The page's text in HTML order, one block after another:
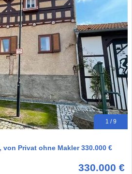
1 / 9
von Privat ohne Makler 330.000 €
330.000 €